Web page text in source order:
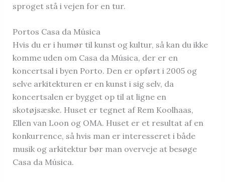
sproget stå i vejen for en tur.
Portos Casa da Música
Hvis du er i humør til kunst og kultur, så kan du ikke
komme uden om Casa da Música, der er en
koncertsal i byen Porto. Den er opført i 2005 og
selve arkitekturen er en kunst i sig selv, da
koncertsalen er bygget op til at ligne en
skotøjsæske. Huset er tegnet af Rem Koolhaas,
Ellen van Loon og OMA. Huset er et resultat af en
konkurrence, så hvis man er interesseret i både
musik og arkitektur bør man overveje at besøge
Casa da Música.